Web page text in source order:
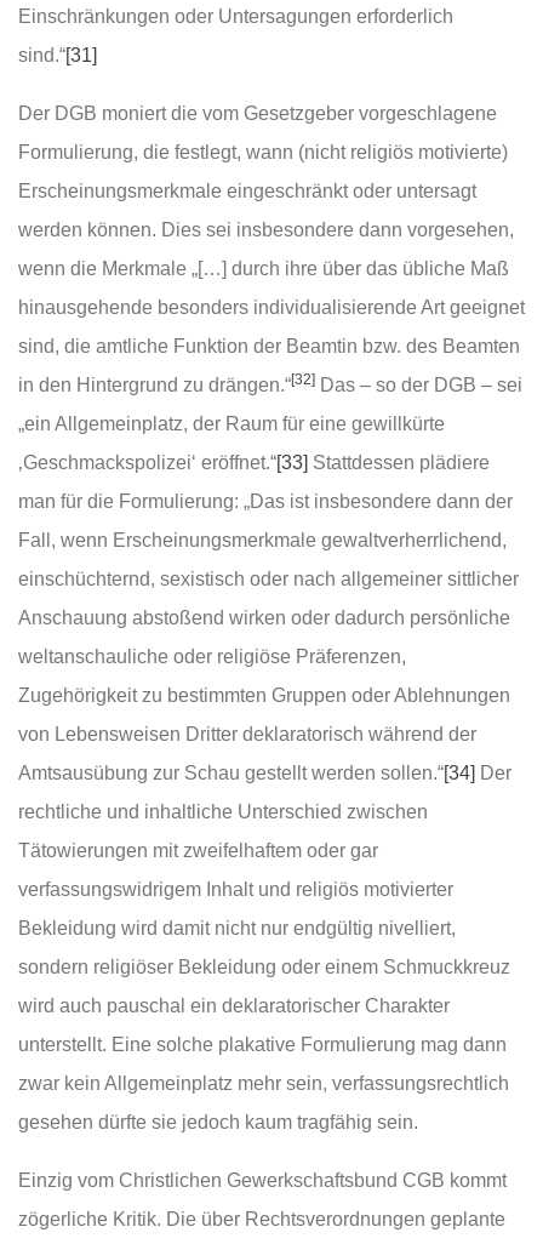
Einschränkungen oder Untersagungen erforderlich
sind.“[31]
Der DGB moniert die vom Gesetzgeber vorgeschlagene
Formulierung, die festlegt, wann (nicht religiös motivierte)
Erscheinungsmerkmale eingeschränkt oder untersagt
werden können. Dies sei insbesondere dann vorgesehen,
wenn die Merkmale „[…] durch ihre über das übliche Maß
hinausgehende besonders individualisierende Art geeignet
sind, die amtliche Funktion der Beamtin bzw. des Beamten
in den Hintergrund zu drängen.“[32] Das – so der DGB – sei
„ein Allgemeinplatz, der Raum für eine gewillkürte
‚Geschmackspolizei‘ eröffnet.“[33] Stattdessen plädiere
man für die Formulierung: „Das ist insbesondere dann der
Fall, wenn Erscheinungsmerkmale gewaltverherrlichend,
einschüchternd, sexistisch oder nach allgemeiner sittlicher
Anschauung abstoßend wirken oder dadurch persönliche
weltanschauliche oder religiöse Präferenzen,
Zugehörigkeit zu bestimmten Gruppen oder Ablehnungen
von Lebensweisen Dritter deklaratorisch während der
Amtsausübung zur Schau gestellt werden sollen.“[34] Der
rechtliche und inhaltliche Unterschied zwischen
Tätowierungen mit zweifelhaftem oder gar
verfassungswidrigem Inhalt und religiös motivierter
Bekleidung wird damit nicht nur endgültig nivelliert,
sondern religiöser Bekleidung oder einem Schmuckkreuz
wird auch pauschal ein deklaratorischer Charakter
unterstellt. Eine solche plakative Formulierung mag dann
zwar kein Allgemeinplatz mehr sein, verfassungsrechtlich
gesehen dürfte sie jedoch kaum tragfähig sein.
Einzig vom Christlichen Gewerkschaftsbund CGB kommt
zögerliche Kritik. Die über Rechtsverordnungen geplante